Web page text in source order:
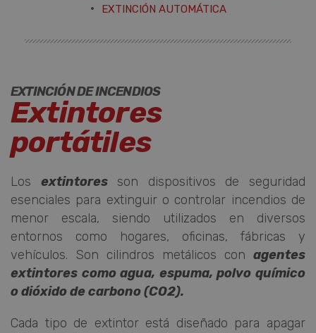
· EXTINCIÓN AUTOMÁTICA
EXTINCIÓN DE INCENDIOS
Extintores
portátiles
Los extintoresson dispositivos de seguridad
esenciales para extinguir o controlar incendios de
menor escala, siendo utilizados en diversos
entornos como hogares, oficinas, fábricas y
vehículos. Son cilindros metálicos con agentes
extintores como agua, espuma, polvo químico
o dióxido de carbono (CO2).
Cada tipo de extintor está diseñado para apagar